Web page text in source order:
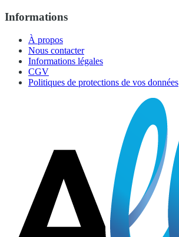
Informations
À propos
Nous contacter
Informations légales
CGV
Politiques de protections de vos données